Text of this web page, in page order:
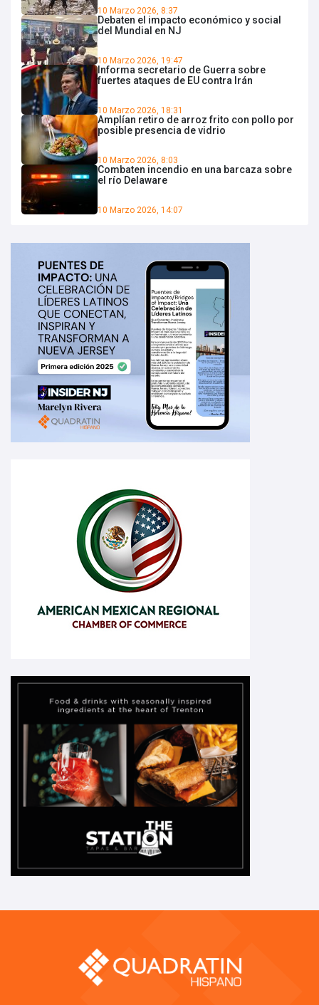
10 Marzo 2026, 8:37
Debaten el impacto económico y social
del Mundial en NJ
10 Marzo 2026, 19:47
Informa secretario de Guerra sobre
fuertes ataques de EU contra Irán
10 Marzo 2026, 18:31
Amplían retiro de arroz frito con pollo por
posible presencia de vidrio
10 Marzo 2026, 8:03
Combaten incendio en una barcaza sobre
el río Delaware
10 Marzo 2026, 14:07